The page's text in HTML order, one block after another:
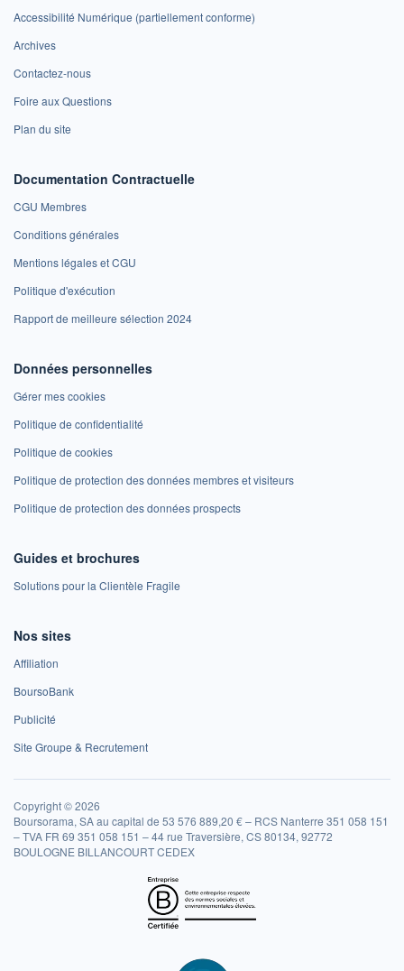
Accessibilité Numérique (partiellement conforme)
Archives
Contactez-nous
Foire aux Questions
Plan du site
Documentation Contractuelle
CGU Membres
Conditions générales
Mentions légales et CGU
Politique d'exécution
Rapport de meilleure sélection 2024
Données personnelles
Gérer mes cookies
Politique de confidentialité
Politique de cookies
Politique de protection des données membres et visiteurs
Politique de protection des données prospects
Guides et brochures
Solutions pour la Clientèle Fragile
Nos sites
Affiliation
BoursoBank
Publicité
Site Groupe & Recrutement
Copyright © 2026
Boursorama, SA au capital de 53 576 889,20 € – RCS Nanterre 351 058 151
– TVA FR 69 351 058 151 – 44 rue Traversière, CS 80134, 92772
BOULOGNE BILLANCOURT CEDEX